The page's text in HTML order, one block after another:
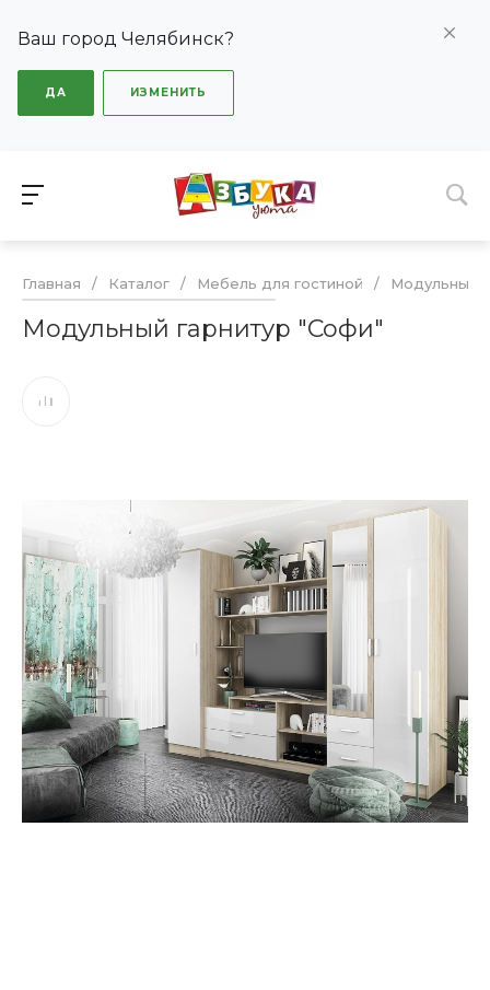
Ваш город Челябинск?
ДА ИЗМЕНИТЬ
Главная / Каталог / Мебель для гостиной / Модульные
Модульный гарнитур "Софи"